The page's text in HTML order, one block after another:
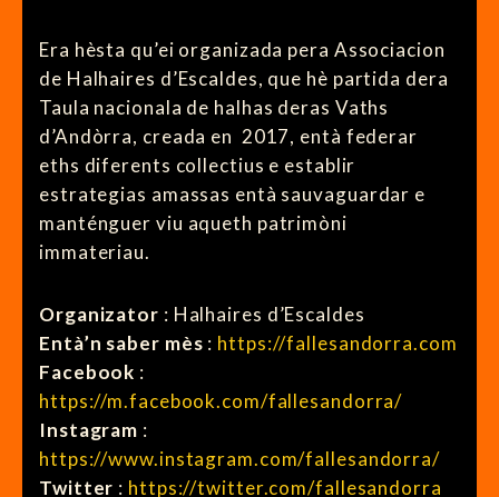
Era hèsta qu’ei organizada pera Associacion
de Halhaires d’Escaldes, que hè partida dera
Taula nacionala de halhas deras Vaths
d’Andòrra, creada en 2017, entà federar
eths diferents collectius e establir
estrategias amassas entà sauvaguardar e
manténguer viu aqueth patrimòni
immateriau.
Organizator : Halhaires d’Escaldes
Entà’n saber mès : https://fallesandorra.com
Facebook :
https://m.facebook.com/fallesandorra/
Instagram :
https://www.instagram.com/fallesandorra/
Twitter : https://twitter.com/fallesandorra